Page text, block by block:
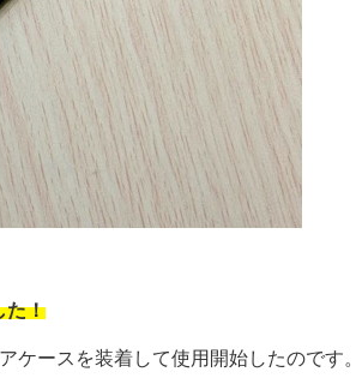
た！
ケースを装着して使用開始したのです。